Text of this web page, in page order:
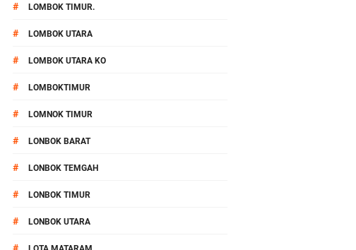
# LOMBOK TIMUR.
# LOMBOK UTARA
# LOMBOK UTARA KO
# LOMBOKTIMUR
# LOMNOK TIMUR
# LONBOK BARAT
# LONBOK TEMGAH
# LONBOK TIMUR
# LONBOK UTARA